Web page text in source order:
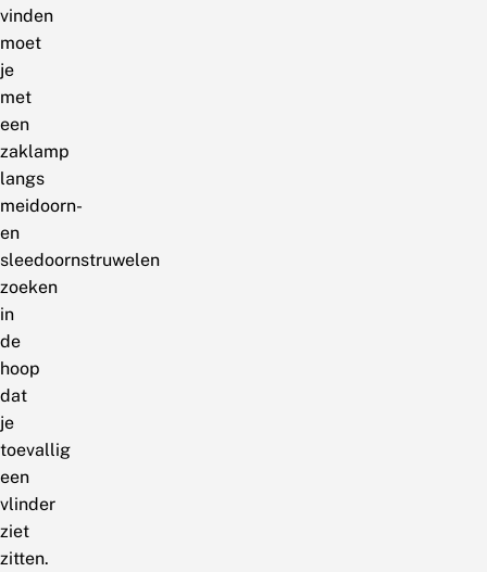
vinden
moet
je
met
een
zaklamp
langs
meidoorn-
en
sleedoornstruwelen
zoeken
in
de
hoop
dat
je
toevallig
een
vlinder
ziet
zitten.